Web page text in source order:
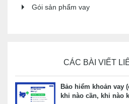
Gói sản phẩm vay
CÁC BÀI VIẾT
Bảo hiểm khoản vay
khi nào cần, khi nào